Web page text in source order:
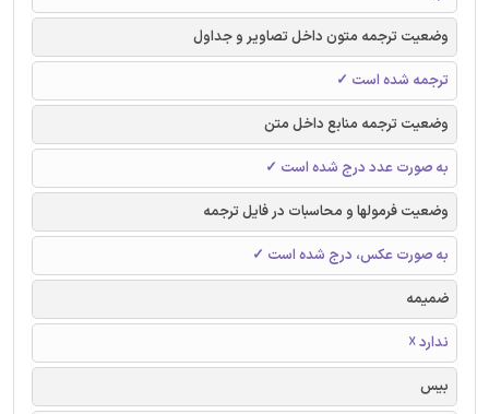
وضعیت ترجمه متون داخل تصاویر و جداول
ترجمه شده است ✓
وضعیت ترجمه منابع داخل متن
به صورت عدد درج شده است ✓
وضعیت فرمولها و محاسبات در فایل ترجمه
به صورت عکس، درج شده است ✓
ضمیمه
ندارد ☓
بیس